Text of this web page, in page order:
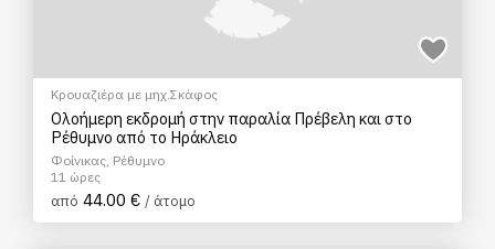
Κρουαζιέρα με μηχ.Σκάφος
Ολοήμερη εκδρομή στην παραλία Πρέβελη και στο
Ρέθυμνο από το Ηράκλειο
Φοίνικας, Ρέθυμνο
11 ώρες
από 44.00 € / άτομο